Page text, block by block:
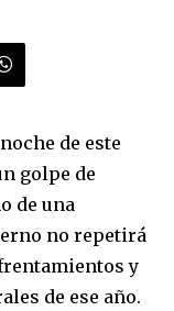
de este
golpe de
de una
no repetirá
y
de ese año.